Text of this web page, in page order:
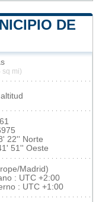
DE
sq mi)
22'' Norte
51'' Oeste
Madrid)
: UTC +2:00
: UTC +1:00